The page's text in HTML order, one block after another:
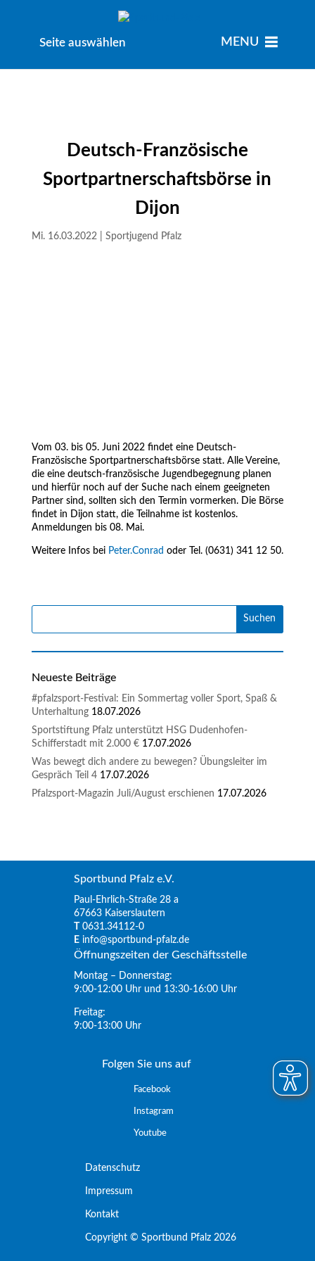
Seite auswählen MENU
Deutsch-Französische
Sportpartnerschaftsbörse in
Dijon
Mi. 16.03.2022| Sportjugend Pfalz
Vom 03. bis 05. Juni 2022 findet eine Deutsch-
Französische Sportpartnerschaftsbörse statt. Alle Vereine,
die eine deutsch-französische Jugendbegegnung planen
und hierfür noch auf der Suche nach einem geeigneten
Partner sind, sollten sich den Termin vormerken. Die Börse
findet in Dijon statt, die Teilnahme ist kostenlos.
Anmeldungen bis 08. Mai.
Weitere Infos bei Peter.Conrad oder Tel. (0631) 341 12 50.
Neueste Beiträge
#pfalzsport-Festival: Ein Sommertag voller Sport, Spaß &
Unterhaltung 18.07.2026
Sportstiftung Pfalz unterstützt HSG Dudenhofen-
Schifferstadt mit 2.000 € 17.07.2026
Was bewegt dich andere zu bewegen? Übungsleiter im
Gespräch Teil 4 17.07.2026
Pfalzsport-Magazin Juli/August erschienen 17.07.2026
Sportbund Pfalz e.V.
Paul-Ehrlich-Straße 28 a
67663 Kaiserslautern
0631.34112-0
E info@sportbund-pfalz.de
Öffnungszeiten der Geschäftsstelle
Montag – Donnerstag:
9:00-12:00 Uhr und 13:30-16:00 Uhr
Freitag:
9:00-13:00 Uhr
Folgen Sie uns auf
Facebook
Instagram
Youtube
Datenschutz
Impressum
Kontakt
Copyright © Sportbund Pfalz 2026